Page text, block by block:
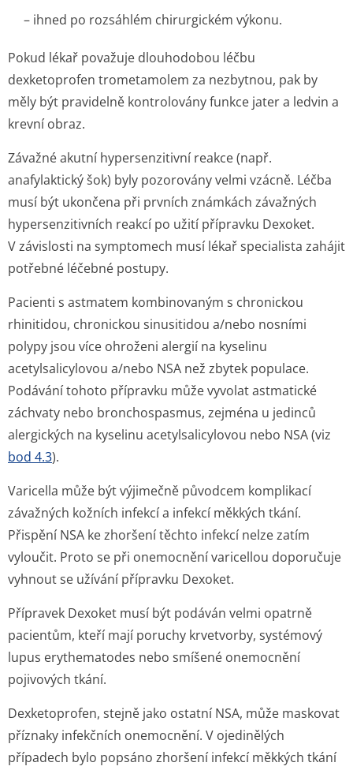
– ihned po rozsáhlém chirurgickém výkonu.
Pokud lékař považuje dlouhodobou léčbu
dexketoprofen trometamolem za nezbytnou, pak by
měly být pravidelně kontrolovány funkce jater a ledvin a
krevní obraz.
Závažné akutní hypersenzitivní reakce (např.
anafylaktický šok) byly pozorovány velmi vzácně. Léčba
musí být ukončena při prvních známkách závažných
hypersenzitivních reakcí po užití přípravku Dexoket.
V závislosti na symptomech musí lékař specialista zahájit
potřebné léčebné postupy.
Pacienti s astmatem kombinovaným s chronickou
rhinitidou, chronickou sinusitidou a/nebo nosními
polypy jsou více ohroženi alergií na kyselinu
acetylsalicylovou a/nebo NSA než zbytek populace.
Podávání tohoto přípravku může vyvolat astmatické
záchvaty nebo bronchospasmus, zejména u jedinců
alergických na kyselinu acetylsalicylovou nebo NSA (viz
bod 4.3).
Varicella může být výjimečně původcem komplikací
závažných kožních infekcí a infekcí měkkých tkání.
Přispění NSA ke zhoršení těchto infekcí nelze zatím
vyloučit. Proto se při onemocnění varicellou doporučuje
vyhnout se užívání přípravku Dexoket.
Přípravek Dexoket musí být podáván velmi opatrně
pacientům, kteří mají poruchy krvetvorby, systémový
lupus erythematodes nebo smíšené onemocnění
pojivových tkání.
Dexketoprofen, stejně jako ostatní NSA, může maskovat
příznaky infekčních onemocnění. V ojedinělých
případech bylo popsáno zhoršení infekcí měkkých tkání